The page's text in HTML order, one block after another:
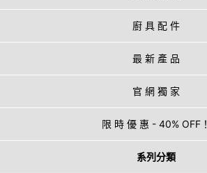
廚 具 配 件
最 新 產 品
官 網 獨 家
限 時 優 惠 - 40% OFF！
系列分類